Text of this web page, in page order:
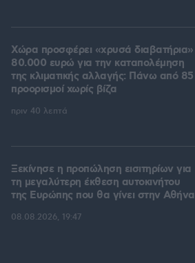
Χώρα προσφέρει «χρυσά διαβατήρια»
80.000 ευρώ για την καταπολέμηση
της κλιματικής αλλαγής: Πάνω από 85
προορισμοί χωρίς βίζα
πριν 40 λεπτά
Ξεκίνησε η προπώληση εισιτηρίων για
τη μεγαλύτερη έκθεση αυτοκινήτου
της Ευρώπης που θα γίνει στην Αθήνα
08.08.2026, 19:47